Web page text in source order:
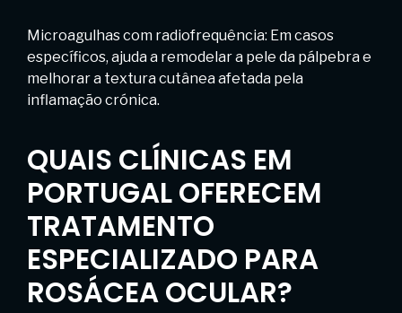
Microagulhas com radiofrequência: Em casos
específicos, ajuda a remodelar a pele da pálpebra e
melhorar a textura cutânea afetada pela
inflamação crónica.
QUAIS CLÍNICAS EM
PORTUGAL OFERECEM
TRATAMENTO
ESPECIALIZADO PARA
ROSÁCEA OCULAR?